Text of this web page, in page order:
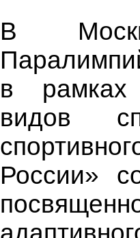
В
в рамках
видов
России»